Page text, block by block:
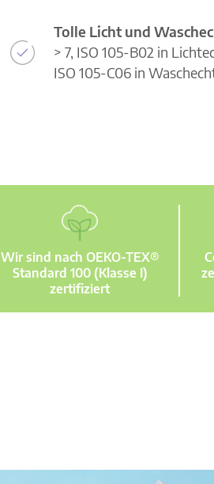
Tolle Licht und
> 7, ISO 105-B02 in
ISO 105-C06 in
Wir sind nach OEKO-TEX®
Standard 100 (Klasse I)
zertifiziert